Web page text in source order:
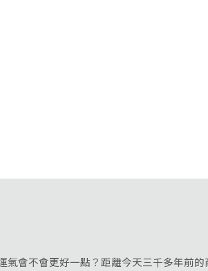
會不會更好一點？距離今天三千多年前的